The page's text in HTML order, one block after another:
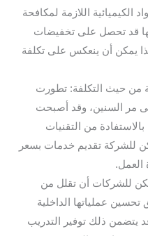
الكيميائية اللازمة لمكافحة
قد تحصل على تخفيضات
يمكن أن ينعكس على تكلفة
من حيث التكلفة: تطورت
مر السنين، وقد أصبحت
بالاستفادة من التقنيات
للشركة تقديم خدمات بسعر
العمل.
للشركات أن تقلل من
تحسين عملياتها الداخلية
يتضمن ذلك توفير التدريب